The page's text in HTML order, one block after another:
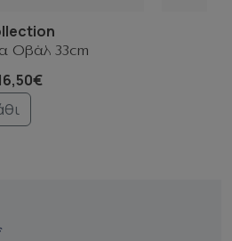
Οβάλ 33cm